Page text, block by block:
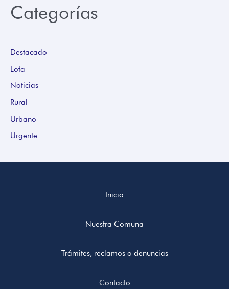
Categorías
Destacado
Lota
Noticias
Rural
Urbano
Urgente
Inicio
Nuestra Comuna
Trámites, reclamos o denuncias
Contacto